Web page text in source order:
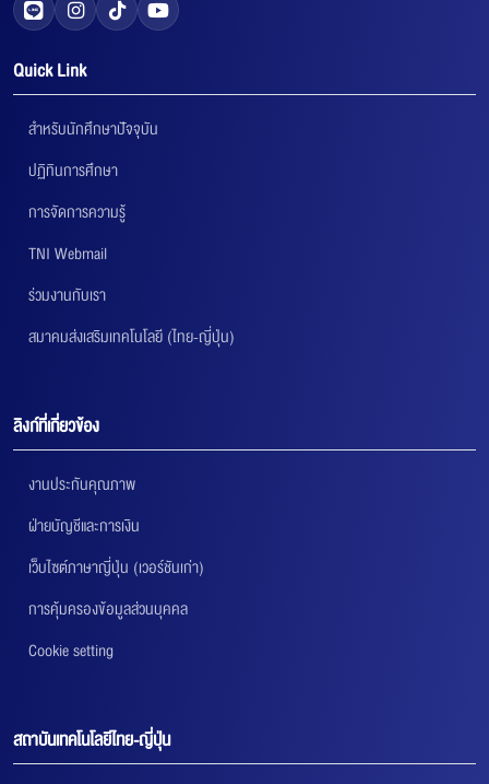
Quick Link
สำหรับนักศึกษาปัจจุบัน
ปฏิทินการศึกษา
การจัดการความรู้
TNI Webmail
ร่วมงานกับเรา
สมาคมส่งเสริมเทคโนโลยี (ไทย-ญี่ปุ่น)
ลิงก์ที่เกี่ยวข้อง
งานประกันคุณภาพ
ฝ่ายบัญชีและการเงิน
เว็บไซต์ภาษาญี่ปุ่น (เวอร์ชันเก่า)
การคุ้มครองข้อมูลส่วนบุคคล
Cookie setting
สถาบันเทคโนโลยีไทย-ญี่ปุ่น